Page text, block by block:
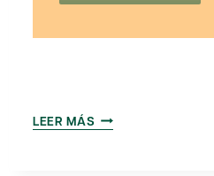
LEER MÁS MEMORIA